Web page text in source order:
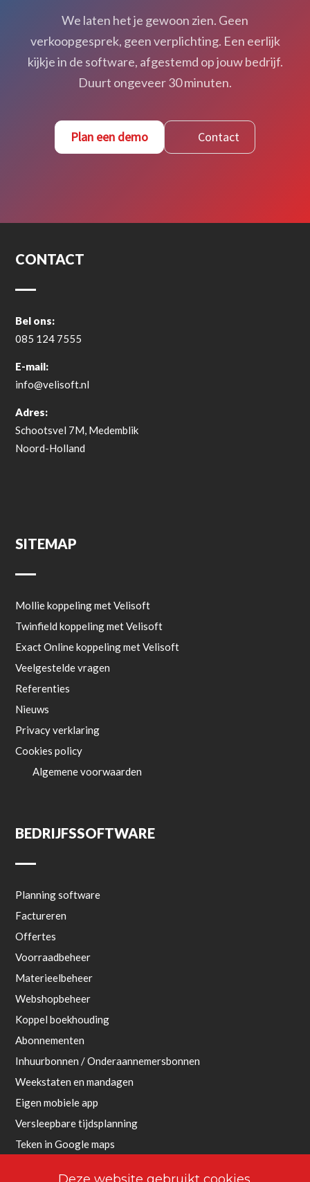
We laten het je gewoon zien. Geen
verkoopgesprek, geen verplichting. Een eerlijk
kijkje in de software, afgestemd op jouw bedrijf.
Duurt ongeveer 30 minuten.
Plan een demo Contact
CONTACT
Bel ons:
085 124 7555
E-mail:
info@velisoft.nl
Adres:
Schootsvel 7M, Medemblik
Noord-Holland
SITEMAP
Mollie koppeling met Velisoft
Twinfield koppeling met Velisoft
Exact Online koppeling met Velisoft
Veelgestelde vragen
Referenties
Nieuws
Privacy verklaring
Cookies policy
Algemene voorwaarden
BEDRIJFSSOFTWARE
Planning software
Factureren
Offertes
Voorraadbeheer
Materieelbeheer
Webshopbeheer
Koppel boekhouding
Abonnementen
Inhuurbonnen / Onderaannemersbonnen
Weekstaten en mandagen
Eigen mobiele app
Versleepbare tijdsplanning
Teken in Google maps